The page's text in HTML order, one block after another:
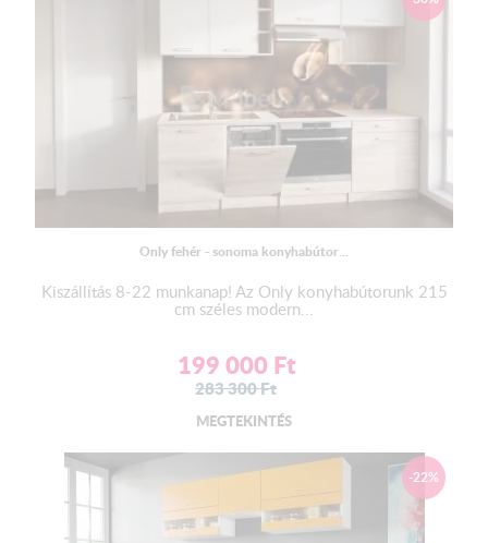
tartalmazza a hátfalpanelt, a beépíthető
A bútor beszereléséhez szakember szükséges!
A munkalap színének a változtatási jogát a gyártó fenntartja!
Only fehér - sonoma konyhabútor...
Kiszállítás 8-22 munkanap! Az Only konyhabútorunk 215
cm széles modern...
199 000 Ft
283 300Ft
MEGTEKINTÉS
-22%